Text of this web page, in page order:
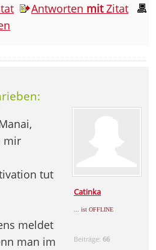
Antworten mitZitat
Catinka
... ist OFFLINE
Beiträge: 66
mir
tut
meldet
man im